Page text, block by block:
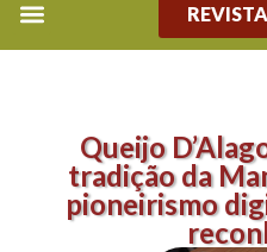
Queijo
tradição da
pioneirismo